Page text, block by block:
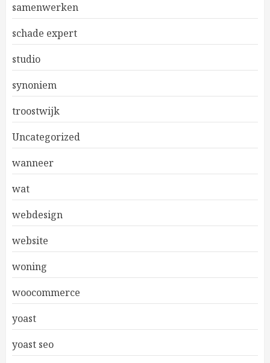
samenwerken
schade expert
studio
synoniem
troostwijk
Uncategorized
wanneer
wat
webdesign
website
woning
woocommerce
yoast
yoast seo